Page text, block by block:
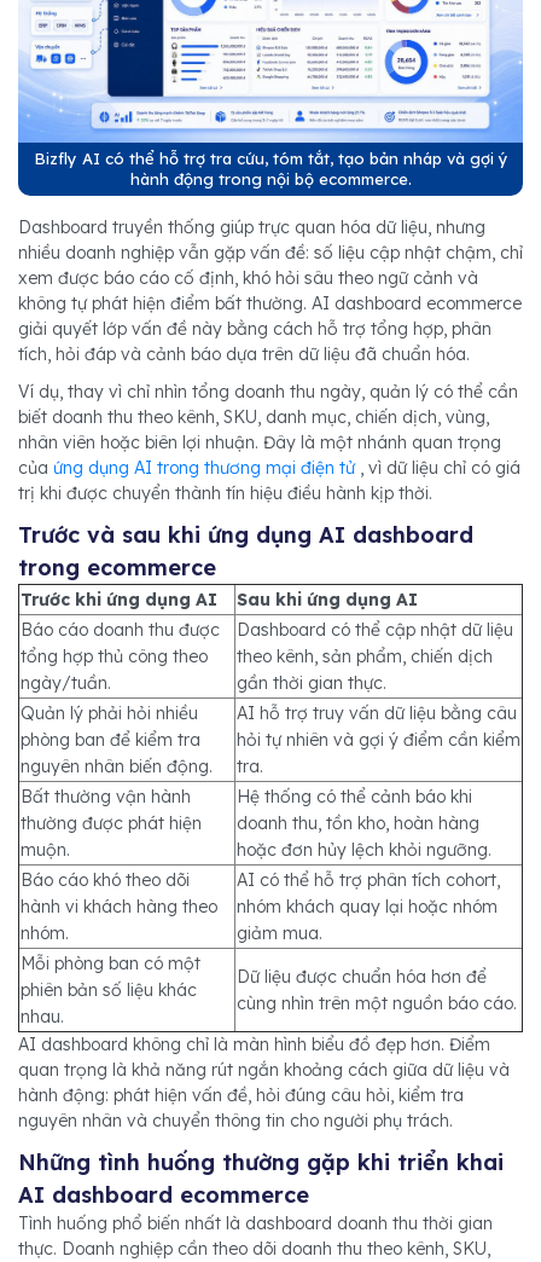
Bizfly AI có thể hỗ trợ tra cứu, tóm tắt, tạo bản nháp và gợi ý
hành động trong nội bộ ecommerce.
Dashboard truyền thống giúp trực quan hóa dữ liệu, nhưng
nhiều doanh nghiệp vẫn gặp vấn đề: số liệu cập nhật chậm, chỉ
xem được báo cáo cố định, khó hỏi sâu theo ngữ cảnh và
không tự phát hiện điểm bất thường. AI dashboard ecommerce
giải quyết lớp vấn đề này bằng cách hỗ trợ tổng hợp, phân
tích, hỏi đáp và cảnh báo dựa trên dữ liệu đã chuẩn hóa.
Ví dụ, thay vì chỉ nhìn tổng doanh thu ngày, quản lý có thể cần
biết doanh thu theo kênh, SKU, danh mục, chiến dịch, vùng,
nhân viên hoặc biên lợi nhuận. Đây là một nhánh quan trọng
của ứng dụng AI trong thương mại điện tử, vì dữ liệu chỉ có giá
trị khi được chuyển thành tín hiệu điều hành kịp thời.
Trước và sau khi ứng dụng AI dashboard
trong ecommerce
Trước khi ứng dụng AI
Sau khi ứng dụng AI
Báo cáo doanh thu được
tổng hợp thủ công theo
ngày/tuần.
Dashboard có thể cập nhật dữ liệu
theo kênh, sản phẩm, chiến dịch
gần thời gian thực.
Quản lý phải hỏi nhiều
phòng ban để kiểm tra
nguyên nhân biến động.
AI hỗ trợ truy vấn dữ liệu bằng câu
hỏi tự nhiên và gợi ý điểm cần kiểm
tra.
Bất thường vận hành
thường được phát hiện
muộn.
Hệ thống có thể cảnh báo khi
doanh thu, tồn kho, hoàn hàng
hoặc đơn hủy lệch khỏi ngưỡng.
Báo cáo khó theo dõi
hành vi khách hàng theo
nhóm.
AI có thể hỗ trợ phân tích cohort,
nhóm khách quay lại hoặc nhóm
giảm mua.
Mỗi phòng ban có một
phiên bản số liệu khác
nhau.
Dữ liệu được chuẩn hóa hơn để
cùng nhìn trên một nguồn báo cáo.
AI dashboard không chỉ là màn hình biểu đồ đẹp hơn. Điểm
quan trọng là khả năng rút ngắn khoảng cách giữa dữ liệu và
hành động: phát hiện vấn đề, hỏi đúng câu hỏi, kiểm tra
nguyên nhân và chuyển thông tin cho người phụ trách.
Những tình huống thường gặp khi triển khai
AI dashboard ecommerce
Tình huống phổ biến nhất là dashboard doanh thu thời gian
thực. Doanh nghiệp cần theo dõi doanh thu theo kênh, SKU,